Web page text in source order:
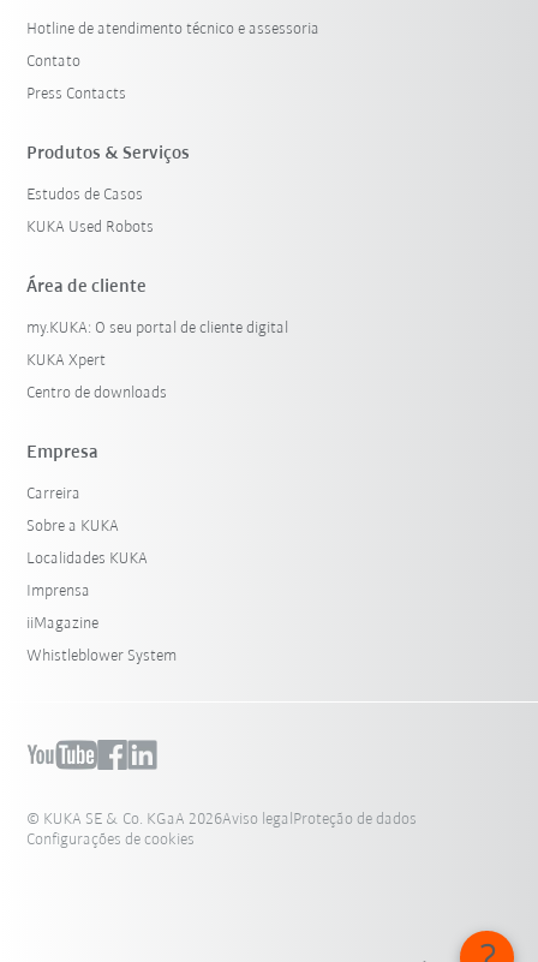
Resetar filtro
Hotline de atendimento técnico e assessoria
Contato
Press Contacts
Produtos & Serviços
Estudos de Casos
KUKA Used Robots
Área de cliente
my.KUKA: O seu portal de cliente digital
KUKA Xpert
Centro de downloads
Empresa
Carreira
Sobre a KUKA
Localidades KUKA
Imprensa
iiMagazine
Whistleblower System
© KUKA SE & Co. KGaA 2026Aviso legalProteção de dados
Configurações de cookies